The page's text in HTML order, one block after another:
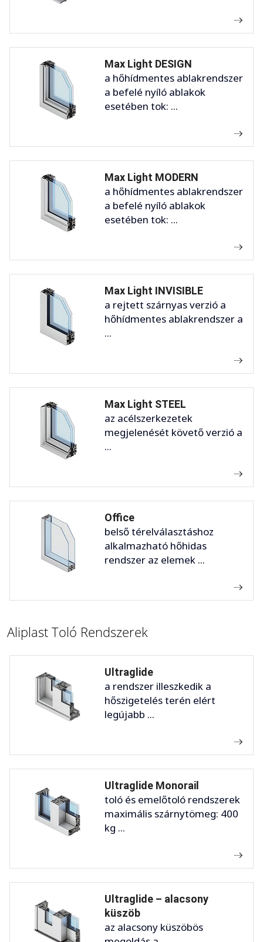
Max Light DESIGN
a hőhídmentes ablakrendszer
a befelé nyíló ablakok
esetében tok: ...
Max Light MODERN
a hőhídmentes ablakrendszer
a befelé nyíló ablakok
esetében tok: ...
Max Light INVISIBLE
a rejtett szárnyas verzió a
hőhídmentes ablakrendszer a
...
Max Light STEEL
az acélszerkezetek
megjelenését követő verzió a
...
Office
belső térelválasztáshoz
alkalmazható hőhidas
rendszer az elemek ...
Aliplast Toló Rendszerek
Ultraglide
a rendszer illeszkedik a
hőszigetelés terén elért
legújabb ...
Ultraglide Monorail
toló és emelőtoló rendszerek
maximális szárnytömeg: 400
kg ...
Ultraglide – alacsony
küszöb
az alacsony küszöbös